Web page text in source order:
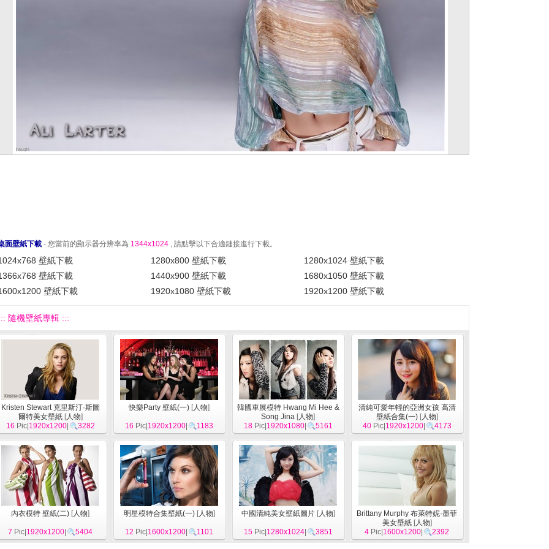
面壁紙下載 - 您當前的顯示器分辨率為 1344x1024 , 請點擊以下合適鏈接進行下載。
壁紙下載 1280x800 壁紙下載
1280x1024 壁紙下載
壁紙下載
1440x900 壁紙下載
1680x1050 壁紙下載
壁紙下載
1920x1080 壁紙下載 1920x1200 壁紙下載
隨機壁紙專輯 :::
Kristen Stewart 克里斯汀·斯圖
爾特美女壁紙[人物]
16 Pic| 1920x1200| 3282
快樂Party 壁紙(一) [人物]
16 Pic| 1920x1200 1183
韓國車展模特 Hwang Mi Hee &
Song Jina [人物]
18Pic| 1920x1080| 5161
清純可愛年輕的亞洲女孩 高清
壁紙合集(一)[人物]
40Pic| 1920x1200| 4173
內衣模特 壁紙(二) [人物]
7 Pic| 1920x1200 5404
明星模特合集壁紙(一)[人物]
12 Pic| 1600x1200 1101
中國清純美女壁紙圖片[人物]
15Pic| 1280x1024| 3851
Brittany Murphy 布萊特妮·墨菲
美女壁紙[人物]
4 Pic| 1600x1200 2392